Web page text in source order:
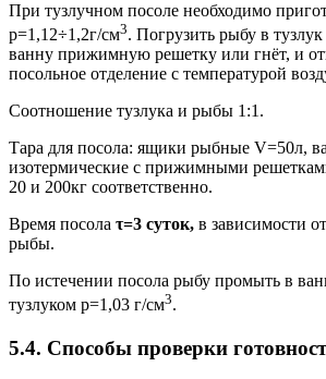
При тузлучном посоле необходимо
р=1,12÷1,2г/см3. Погрузить рыбу в
ванну прижимную решетку или гнёт, и
посольное отделение с температурой
Соотношение тузлука и рыбы 1:1.
Тара для посола: ящики рыбные V=50л,
изотермические с прижимными
20 и 200кг соответственно.
Время посола τ=3 суток, в зависимости
рыбы.
По истечении посола рыбу промыть в
тузлуком р=1,03 г/см3.
5.4. Способы проверки